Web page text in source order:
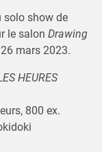
solo show de
le salon Drawing
mars 2023.
HEURES
800 ex.